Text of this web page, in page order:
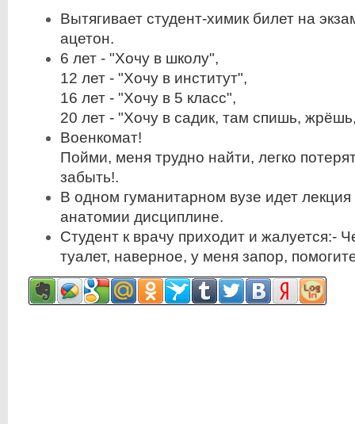
Вытягивает студент-химик билет на
ацетон.
6 лет - "Хочу в школу",
12 лет - "Хочу в институт",
16 лет - "Хочу в 5 класс",
20 лет - "Хочу в садик, там спишь,
Военкомат!
Пойми, меня трудно найти, легко
забыть!.
В одном гуманитарном вузе идет
анатомии дисциплине.
Студент к врачу приходит и жалуется:-
туалет, наверное, у меня запор,